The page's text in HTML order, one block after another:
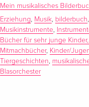
Mein musikalisches
Erziehung, Musik, bilderbuch,
Musikinstrumente,
Bücher für sehr junge
Mitmachbücher, Kinder/
Tiergeschichten,
Blasorchester